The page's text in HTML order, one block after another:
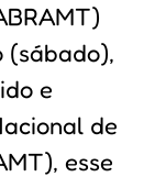
(sábado),
e
de
esse